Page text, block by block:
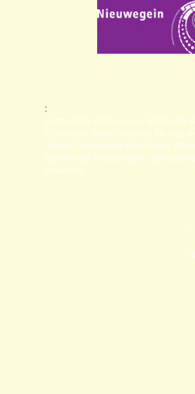
:
Gemeente Etten-Leur, Stam+de
Rijnmond, Anbo/Anthos,
Ikazia, Gemeente Den Haag,
Gemeente Nieuwegein,
anderen.